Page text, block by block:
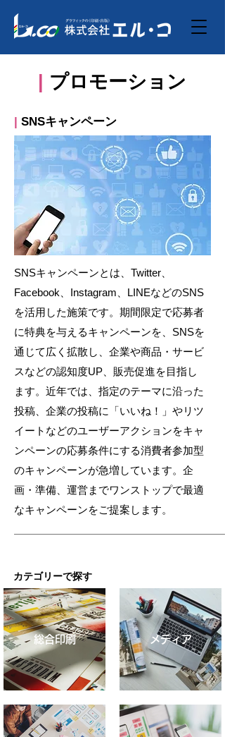
プロモーション
| SNSキャンペーン
SNSキャンペーンとは、Twitter、
Facebook、Instagram、LINEなどのSNS
を活用した施策です。期間限定で応募者
に特典を与えるキャンペーンを、SNSを
通じて広く拡散し、企業や商品・サービ
スなどの認知度UP、販売促進を目指し
ます。近年では、指定のテーマに沿った
投稿、企業の投稿に「いいね！」やリツ
イートなどのユーザーアクションをキャ
ンペーンの応募条件にする消費者参加型
のキャンペーンが急増しています。企
画・準備、運営までワンストップで最適
なキャンペーンをご提案します。
​カテゴリーで探す
総合印刷 メディア